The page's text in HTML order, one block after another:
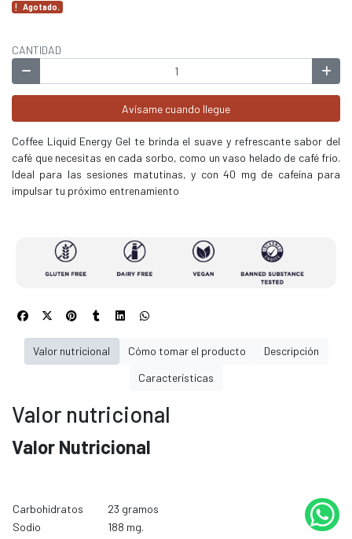
Agotado.
CANTIDAD
Avísame cuando llegue
Coffee Liquid Energy Gel te brinda el suave y refrescante sabor del
café que necesitas en cada sorbo, como un vaso helado de café frío.
Ideal para las sesiones matutinas, y con 40 mg de cafeína para
impulsar tu próximo entrenamiento
Valor nutricional
Valor Nutricional
Carbohidratos
23 gramos
Sodio
188 mg.
Valor nutricional Cómo tomar el producto
Descripción
Características